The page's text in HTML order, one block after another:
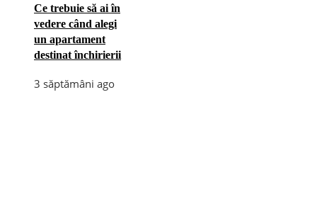
Ce trebuie să ai în
vedere când alegi
un apartament
destinat închirierii
3 săptămâni ago